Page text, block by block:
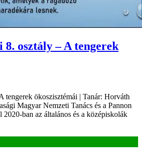
8. osztály – A tengerek
tengerek ökoszisztémái | Tanár: Horváth
Magyar Nemzeti Tanács és a Pannon
ban az általános és a középiskolák